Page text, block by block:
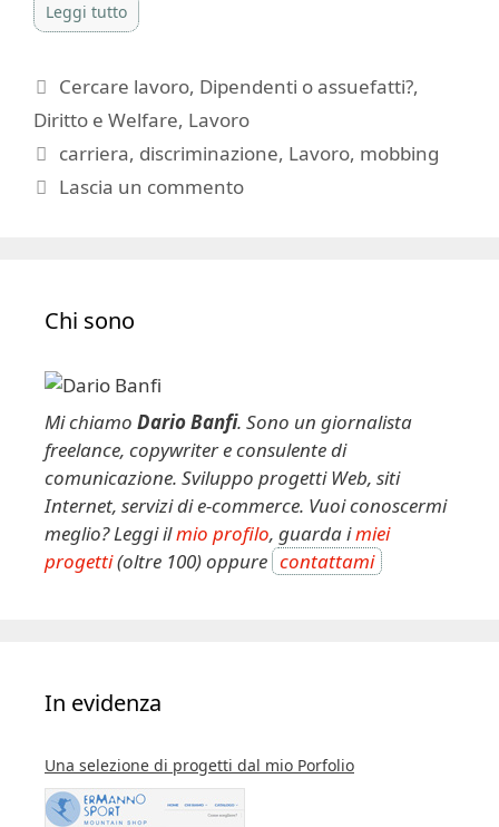
Leggi tutto
Categorie
Cercare lavoro, Dipendenti o assuefatti?,
Diritto e Welfare, Lavoro
Tag
carriera, discriminazione, Lavoro, mobbing
Lascia un commento
Chi sono
Mi chiamo Dario Banfi. Sono un giornalista
freelance, copywriter e consulente di
comunicazione. Sviluppo progetti Web, siti
Internet, servizi di e-commerce. Vuoi conoscermi
meglio? Leggi ilmio profilo, guarda imiei
progetti(oltre 100) oppure contattami
In evidenza
Una selezione di progetti dal mio Porfolio